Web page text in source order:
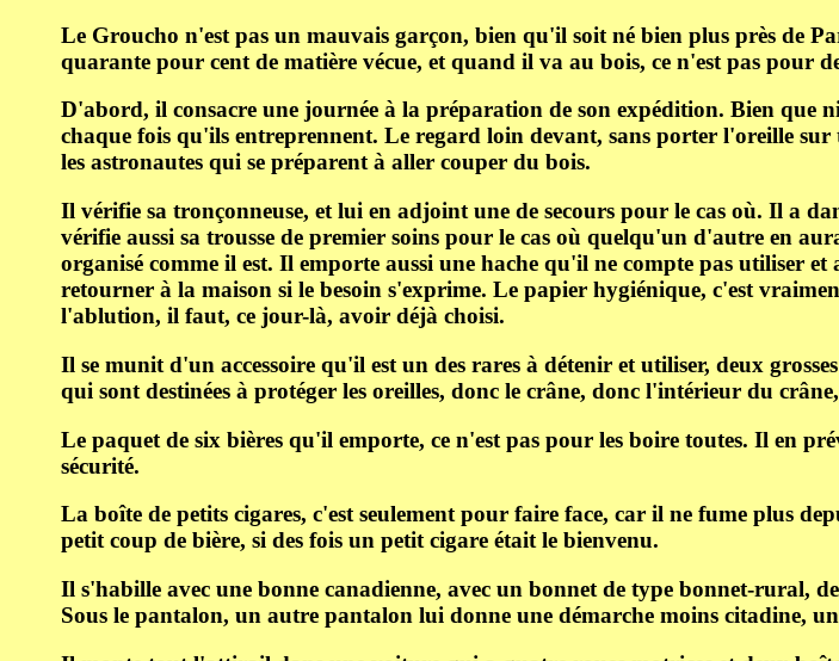
Le Groucho n'est pas un mauvais garçon, bien qu'il soit né bien plus près de
quarante pour cent de matière vécue, et quand il va au bois, ce n'est pas pour
D'abord, il consacre une journée à la préparation de son expédition. Bien que
chaque fois qu'ils entreprennent. Le regard loin devant, sans porter l'oreille
les astronautes qui se préparent à aller couper du bois.
Il vérifie sa tronçonneuse, et lui en adjoint une de secours pour le cas où. Il a
vérifie aussi sa trousse de premier soins pour le cas où quelqu'un d'autre en
organisé comme il est. Il emporte aussi une hache qu'il ne compte pas utiliser
retourner à la maison si le besoin s'exprime. Le papier hygiénique, c'est
l'ablution, il faut, ce jour-là, avoir déjà choisi.
Il se munit d'un accessoire qu'il est un des rares à détenir et utiliser, deux
qui sont destinées à protéger les oreilles, donc le crâne, donc l'intérieur du
Le paquet de six bières qu'il emporte, ce n'est pas pour les boire toutes. Il en
sécurité.
La boîte de petits cigares, c'est seulement pour faire face, car il ne fume plus
petit coup de bière, si des fois un petit cigare était le bienvenu.
Il s'habille avec une bonne canadienne, avec un bonnet de type bonnet-rural,
Sous le pantalon, un autre pantalon lui donne une démarche moins citadine,